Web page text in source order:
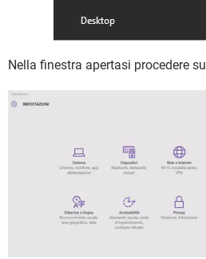
Nella finestra apertasi procedere su